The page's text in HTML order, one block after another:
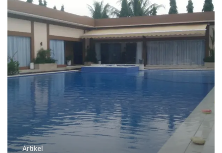
di
TABANAN
Artikel